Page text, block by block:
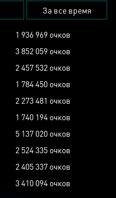
За все время
1 936 969 очков
3 852 059 очков
2 457 532 очков
1 784 450 очков
2 273 481 очков
1 740 194 очков
5 137 020 очков
2 524 335 очков
2 405 337 очков
3 410 094 очков